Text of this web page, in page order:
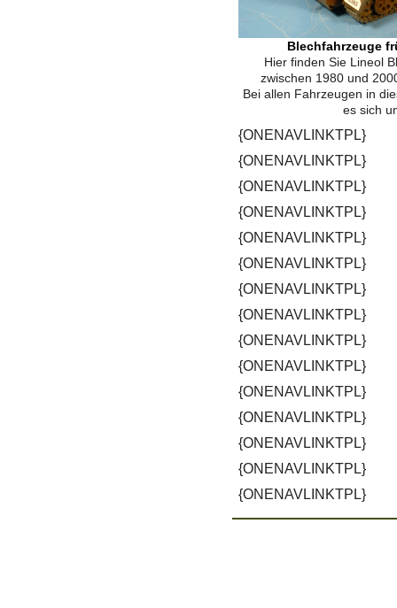
Blechfahrzeuge
Hier finden Sie Lineol
zwischen 1980 und
Bei allen Fahrzeugen in
es sich
{ONENAVLINKTPL}
{ONENAVLINKTPL}
{ONENAVLINKTPL}
{ONENAVLINKTPL}
{ONENAVLINKTPL}
{ONENAVLINKTPL}
{ONENAVLINKTPL}
{ONENAVLINKTPL}
{ONENAVLINKTPL}
{ONENAVLINKTPL}
{ONENAVLINKTPL}
{ONENAVLINKTPL}
{ONENAVLINKTPL}
{ONENAVLINKTPL}
{ONENAVLINKTPL}